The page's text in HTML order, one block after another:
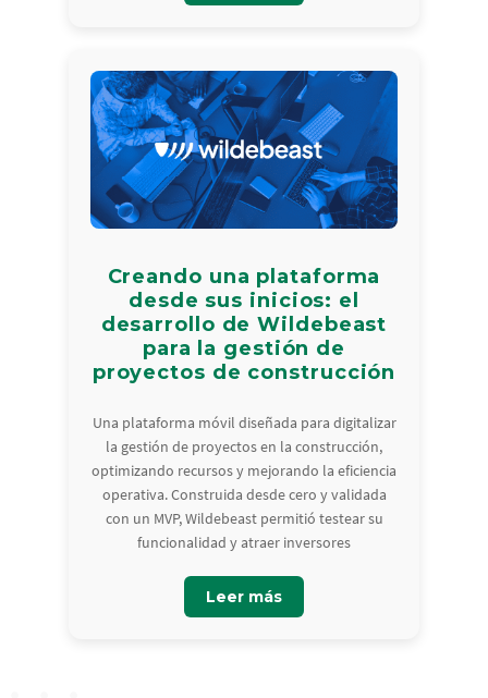
Creando una plataforma
desde sus inicios: el
desarrollo de Wildebeast
para la gestión de
proyectos de construcción
Una plataforma móvil diseñada para digitalizar
la gestión de proyectos en la construcción,
optimizando recursos y mejorando la eficiencia
operativa. Construida desde cero y validada
con un MVP, Wildebeast permitió testear su
funcionalidad y atraer inversores
Leer más